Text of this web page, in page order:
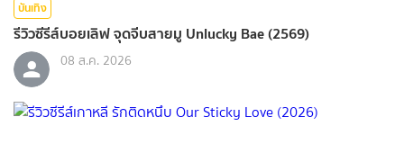
บันเทิง
รีวิวซีรีส์บอยเลิฟ จุดจีบสายมู Unlucky Bae (2569)
08 ส.ค. 2026